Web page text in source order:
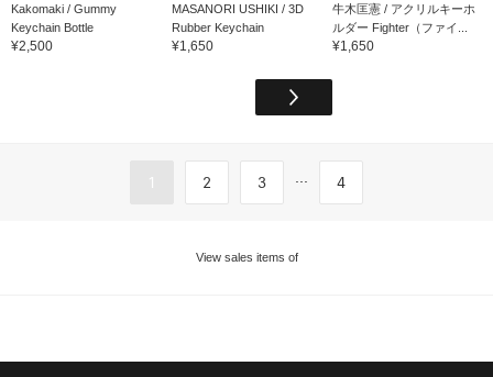
Kakomaki / Gummy
Keychain Bottle
¥2,500
MASANORI USHIKI / 3D
Rubber Keychain
¥1,650
牛木匡憲 / アクリルキーホ
ルダー Fighter（ファイ...
¥1,650
1 2 3 ... 4
View sales items of